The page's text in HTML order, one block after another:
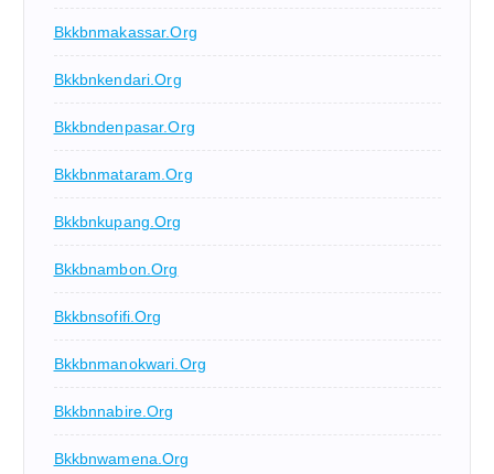
Bkkbnmakassar.org
Bkkbnkendari.org
Bkkbndenpasar.org
Bkkbnmataram.org
Bkkbnkupang.org
Bkkbnambon.org
Bkkbnsofifi.org
Bkkbnmanokwari.org
Bkkbnnabire.org
Bkkbnwamena.org